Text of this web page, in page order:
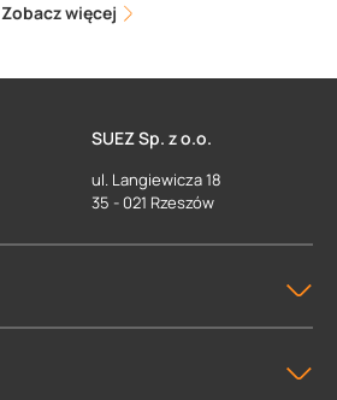
Zobacz więcej
SUEZ Sp. z o.o.
ul. Langiewicza 18
35 - 021 Rzeszów